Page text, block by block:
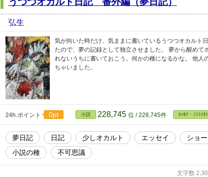
弘生
気が向いた時だけ、気ままに書いているうつつオカルト
たので、夢の記録として独立させました。 夢から醒め
れないうちに書いておこう。何かの種になるかな。 他
ちゃいました。
24h.ポイント 0pt 小説 228,745 位 / 228,745件 ｴｯｾｲ・ﾉﾝﾌｨｸ
夢日記 日記 少しオカルト エッセイ ショ
小説の種
不可思議
文字数